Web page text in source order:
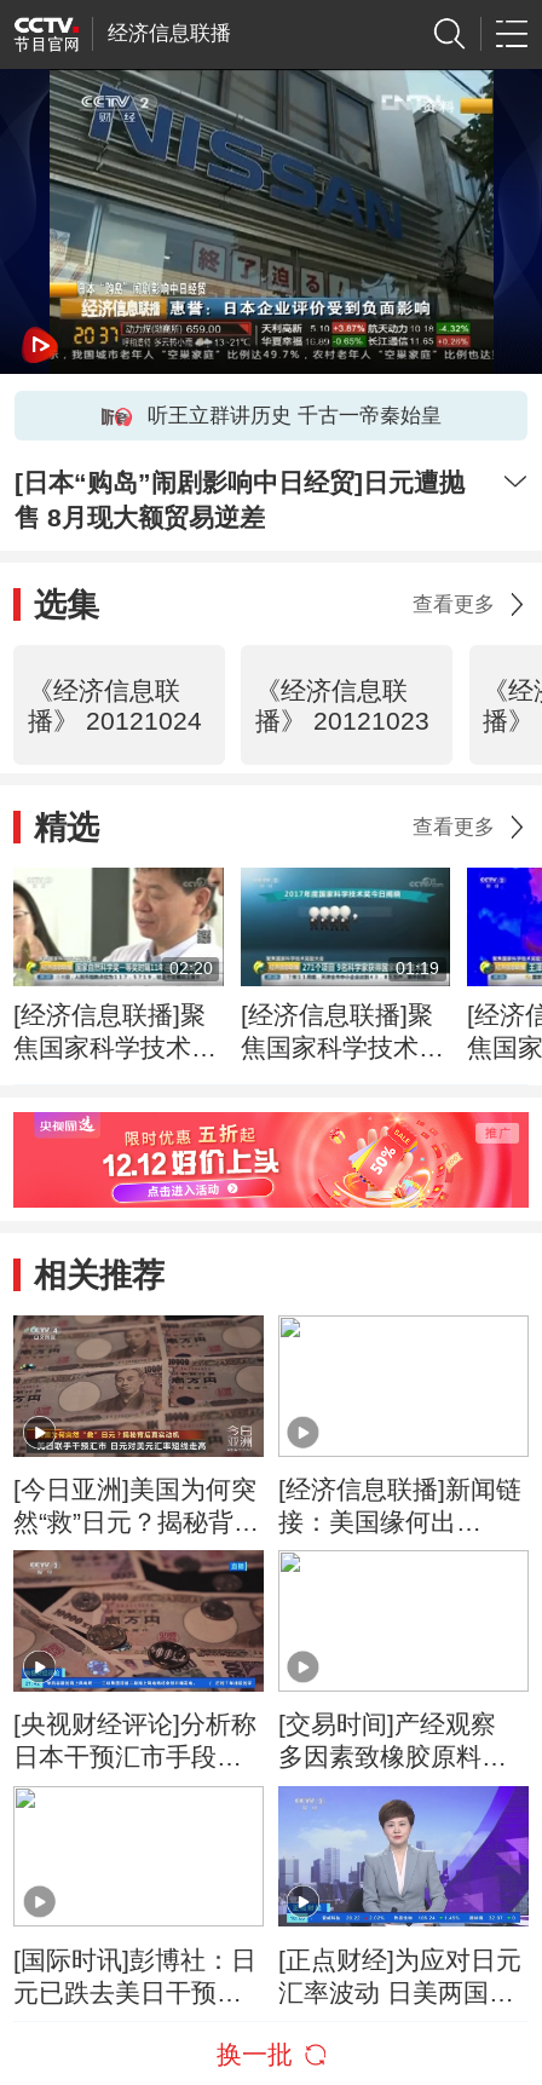
经济信息联播
听王立群讲历史 千古一帝秦始皇
[日本“购岛”闹剧影响中日经贸]日元遭抛
售 8月现大额贸易逆差
选集 查看更多
《经济信息联
播》 20121024
《经济信息联
播》 20121023
《
播》
精选 查看更多
02:20
[经济信息联播]聚
焦国家科学技术奖
科学奖一等奖时隔
11年迎来“双响”
01:19
[经济信息联播]聚
焦国家科学技术奖
9名科学家获得国
家科学技术奖
[经济
焦国
云德
家最
相关推荐
[今日亚洲]美国为何突
然“救”日元？揭秘背后
真实动机
[经济信息联播]新闻链
接：美国缘何出
手“救”日元
[央视财经评论]分析称
日本干预汇市手段有
限
[交易时间]产经观察
多因素致橡胶原料价
格从高位大幅下调
[国际时讯]彭博社：日
元已跌去美日干预后
[正点财经]为应对日元
汇率波动 日美两国联
换一批